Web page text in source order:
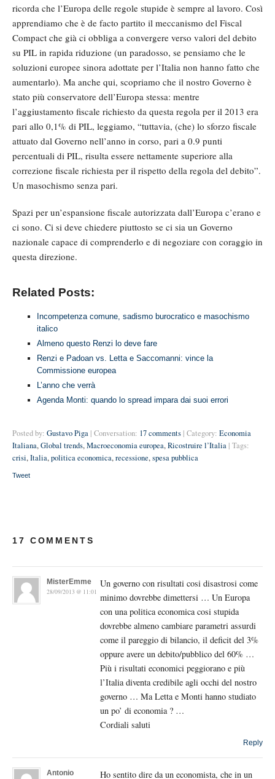
ricorda che l’Europa delle regole stupide è sempre al lavoro. Così
apprendiamo che è de facto partito il meccanismo del Fiscal
Compact che già ci obbliga a convergere verso valori del debito
su PIL in rapida riduzione (un paradosso, se pensiamo che le
soluzioni europee sinora adottate per l’Italia non hanno fatto che
aumentarlo). Ma anche qui, scopriamo che il nostro Governo è
stato più conservatore dell’Europa stessa: mentre
l’aggiustamento fiscale richiesto da questa regola per il 2013 era
pari allo 0,1% di PIL, leggiamo, “tuttavia, (che) lo sforzo fiscale
attuato dal Governo nell’anno in corso, pari a 0.9 punti
percentuali di PIL, risulta essere nettamente superiore alla
correzione fiscale richiesta per il rispetto della regola del debito”.
Un masochismo senza pari.
Spazi per un’espansione fiscale autorizzata dall’Europa c’erano e
ci sono. Ci si deve chiedere piuttosto se ci sia un Governo
nazionale capace di comprenderlo e di negoziare con coraggio in
questa direzione.
Related Posts:
Incompetenza comune, sadismo burocratico e masochismo
italico
Almeno questo Renzi lo deve fare
Renzi e Padoan vs. Letta e Saccomanni: vince la
Commissione europea
L’anno che verrà
Agenda Monti: quando lo spread impara dai suoi errori
Posted by: Gustavo Piga | Conversation: 17 comments | Category: Economia
Italiana,Global trends,Macroeconomia europea,Ricostruire l’Italia | Tags:
crisi,Italia,politica economica,recessione,spesa pubblica
Tweet
17 COMMENTS
MisterEmme
28/09/2013 @ 11:01
Un governo con risultati cosi disastrosi come
minimo dovrebbe dimettersi … Un Europa
con una politica economica cosi stupida
dovrebbe almeno cambiare parametri assurdi
come il pareggio di bilancio, il deficit del 3%
oppure avere un debito/pubblico del 60% …
Più i risultati economici peggiorano e più
l’Italia diventa credibile agli occhi del nostro
governo … Ma Letta e Monti hanno studiato
un po’ di economia ? …
Cordiali saluti
Reply
Antonio Ho sentito dire da un economista, che in un